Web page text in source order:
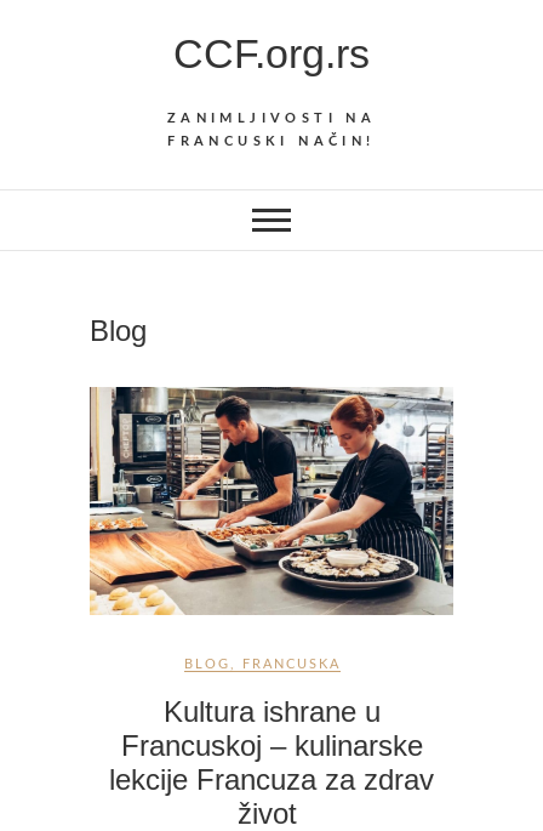
CCF.org.rs
ZANIMLJIVOSTI NA
FRANCUSKI NAČIN!
Blog
BLOG FRANCUSKA
Kultura ishrane u
Francuskoj – kulinarske
lekcije Francuza za zdrav
život